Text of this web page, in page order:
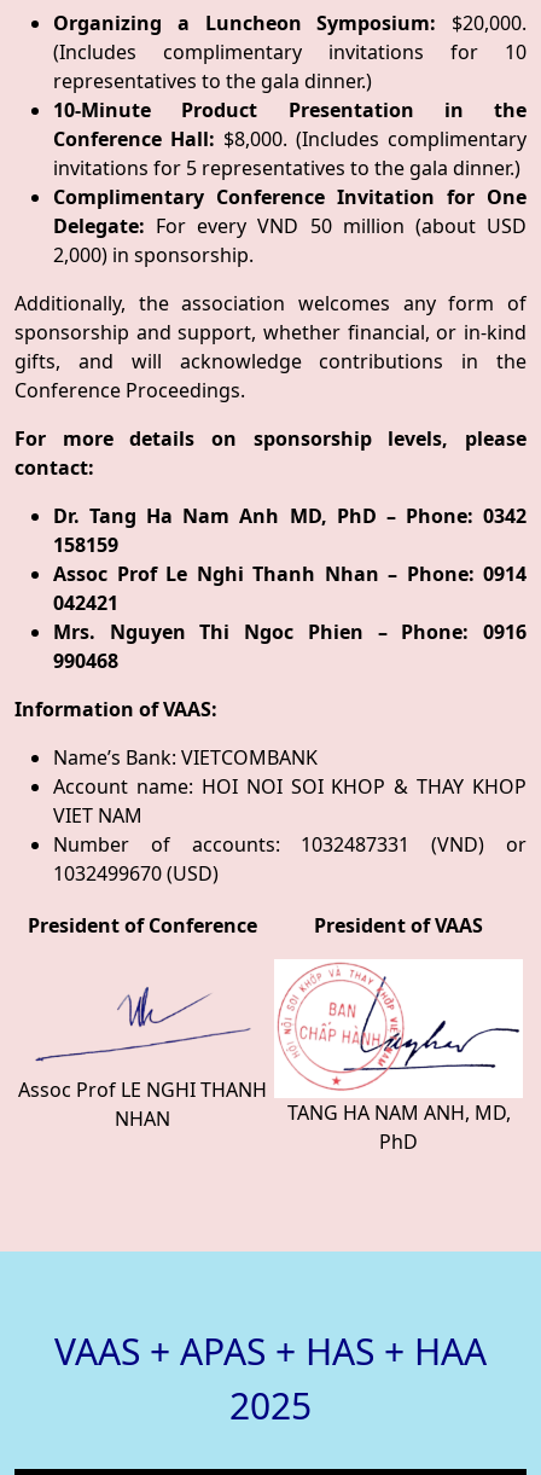
Organizing a Luncheon Symposium: $20,000.
(Includes complimentary invitations for 10
representatives to the gala dinner.)
10-Minute Product Presentation in the
Conference Hall: $8,000. (Includes complimentary
invitations for 5 representatives to the gala dinner.)
Complimentary Conference Invitation for One
Delegate: For every VND 50 million (about USD
2,000) in sponsorship.
Additionally, the association welcomes any form of
sponsorship and support, whether financial, or in-kind
gifts, and will acknowledge contributions in the
Conference Proceedings.
For more details on sponsorship levels, please
contact:
Dr. Tang Ha Nam Anh MD, PhD – Phone: 0342
158159
Assoc Prof Le Nghi Thanh Nhan – Phone: 0914
042421
Mrs. Nguyen Thi Ngoc Phien – Phone: 0916
990468
Information of VAAS:
Name’s Bank: VIETCOMBANK
Account name: HOI NOI SOI KHOP & THAY KHOP
VIET NAM
Number of accounts: 1032487331 (VND) or
1032499670 (USD)
President of Conference
Assoc Prof LE NGHI THANH
NHAN
President of VAAS
TANG HA NAM ANH, MD,
PhD
VAAS + APAS + HAS + HAA
2025